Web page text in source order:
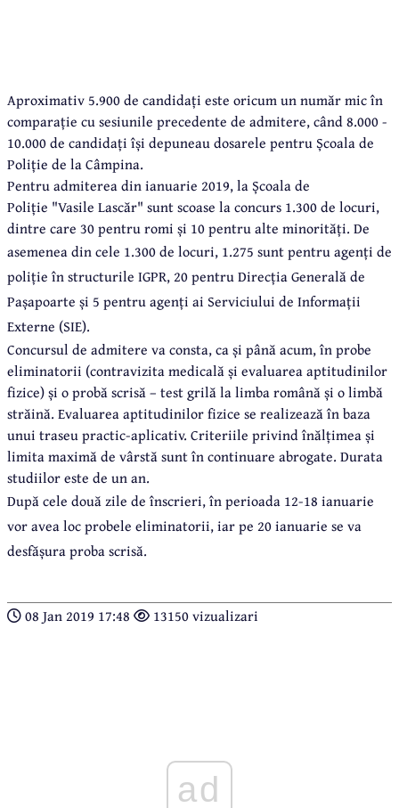
Aproximativ 5.900 de candidați este oricum un număr mic în
comparație cu sesiunile precedente de admitere, când 8.000 -
10.000 de candidați își depuneau dosarele pentru Școala de
Poliție de la Câmpina.
Pentru admiterea din ianuarie 2019, la Școala de
Poliție "Vasile Lascăr" sunt scoase la concurs 1.300 de locuri,
dintre care 30 pentru romi și 10 pentru alte minorități. De
asemenea din cele 1.300 de locuri, 1.275 sunt pentru agenți de
poliție în structurile IGPR, 20 pentru Direcția Generală de
Pașapoarte și 5 pentru agenți ai Serviciului de Informații
Externe (SIE).
Concursul de admitere va consta, ca și până acum, în probe
eliminatorii (contravizita medicală și evaluarea aptitudinilor
fizice) și o probă scrisă – test grilă la limba română și o limbă
străină. Evaluarea aptitudinilor fizice se realizează în baza
unui traseu practic-aplicativ. Criteriile privind înălțimea și
limita maximă de vârstă sunt în continuare abrogate. Durata
studiilor este de un an.
După cele două zile de înscrieri, în perioada 12-18 ianuarie
vor avea loc probele eliminatorii, iar pe 20 ianuarie se va
desfășura proba scrisă.
08 Jan 2019 17:48 13150 vizualizari
ad